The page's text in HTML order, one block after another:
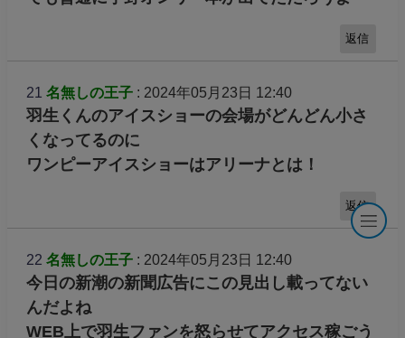
返信
21 名無しの王子: 2024年05月23日 12:40
羽生くんのアイスショーの会場がどんどん小さ
くなってるのに
ワンピーアイスショーはアリーナとは！
返信
22 名無しの王子: 2024年05月23日 12:40
今日の新潮の新聞広告にこの見出し載ってない
んだよね
WEB上で羽生ファンを怒らせてアクセス稼ごう